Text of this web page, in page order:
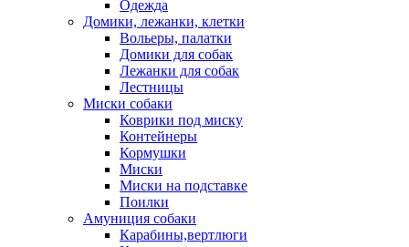
Одежда
Домики, лежанки, клетки
Вольеры, палатки
Домики для собак
Лежанки для собак
Лестницы
Миски собаки
Коврики под миску
Контейнеры
Кормушки
Миски
Миски на подставке
Поилки
Амуниция собаки
Карабины,вертлюги